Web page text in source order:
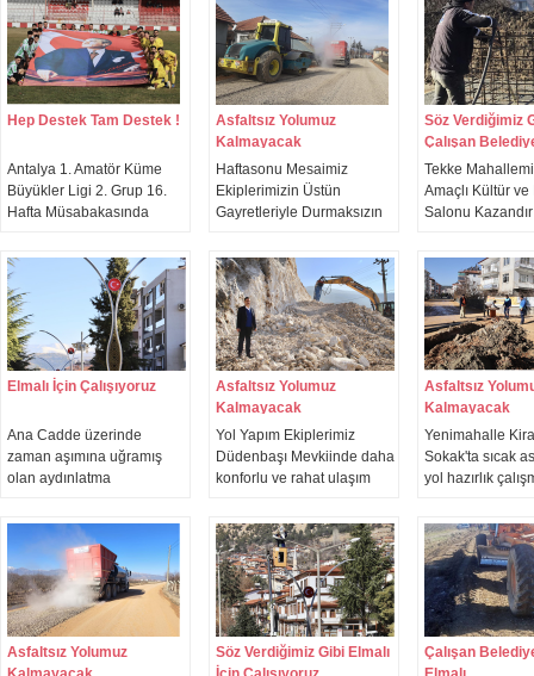
durmaksızın devam ediyor.
Çok yakında yollarımızı
sıcak asfalt konforuna
kavuşturacağız.
Çalışmalarımıza Devam
Ediyoruz !
Komutanlığı -
Mahallesi
asfalt öncesi
çalışmalarımıza
Hep Destek Tam Destek !
Antalya 1. Amatör Küme
Büyükler Ligi 2. Grup 16.
Hafta Müsabakasında
Spor’u ağırlayan Elmalı
Belediyespor'umuza
başarılar diliyorum.
Asfaltsız Yolumuz
Kalmayacak
Haftasonu Mesaimiz
Ekiplerimizin Üstün
Gayretleriyle Durmaksızın
Eymir Mahalleleri bağlantı
yolunda asfalt
çalışmalarımızı hızla
gerçekleştiriyoruz.
Söz Verdiğimiz
Çalışan
Tekke
Amaçlı Kültür
Salonu
ihtiyaçlarından
amaçlı kültür ve
salonu yapım
çalışmalarımıza
Elmalı İçin Çalışıyoruz
Ana Cadde üzerinde
zaman aşımına uğramış
olan aydınlatma
estetiğine uygun, enerji
tasarruflu dekoratif
aydınlatma direkleri ile
değiştiriyoruz.
Asfaltsız Yolumuz
Kalmayacak
Yol Yapım Ekiplerimiz
Düdenbaşı Mevkiinde daha
konforlu ve rahat ulaşım
genişletme ve asfalt öncesi
zemin hazırlık çalışmalarını
gerçekleştiriyor.
Asfaltsız
Kalmayacak
Yenimahalle
Sokak'ta sıcak
yol hazırlık
yakında
asfalt konforuna
kavuşturacağız.
Asfaltsız Yolumuz
Söz Verdiğimiz Gibi Elmalı
Çalışan